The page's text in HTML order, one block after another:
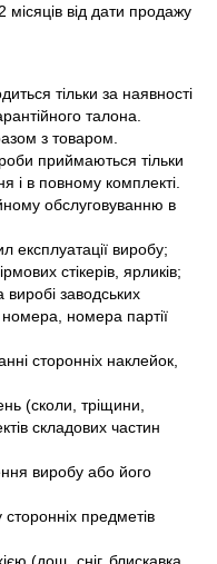
місяців від дати продажу
тільки за наявності
талона.
з товаром.
приймаються тільки
і в повному комплекті.
обслуговуванню в
експлуатації виробу;
стікерів, ярликів;
заводських
номера партії
сторонніх наклейок,
(сколи, тріщини,
складових частин
виробу або його
предметів
(дощ, сніг, блискавка,